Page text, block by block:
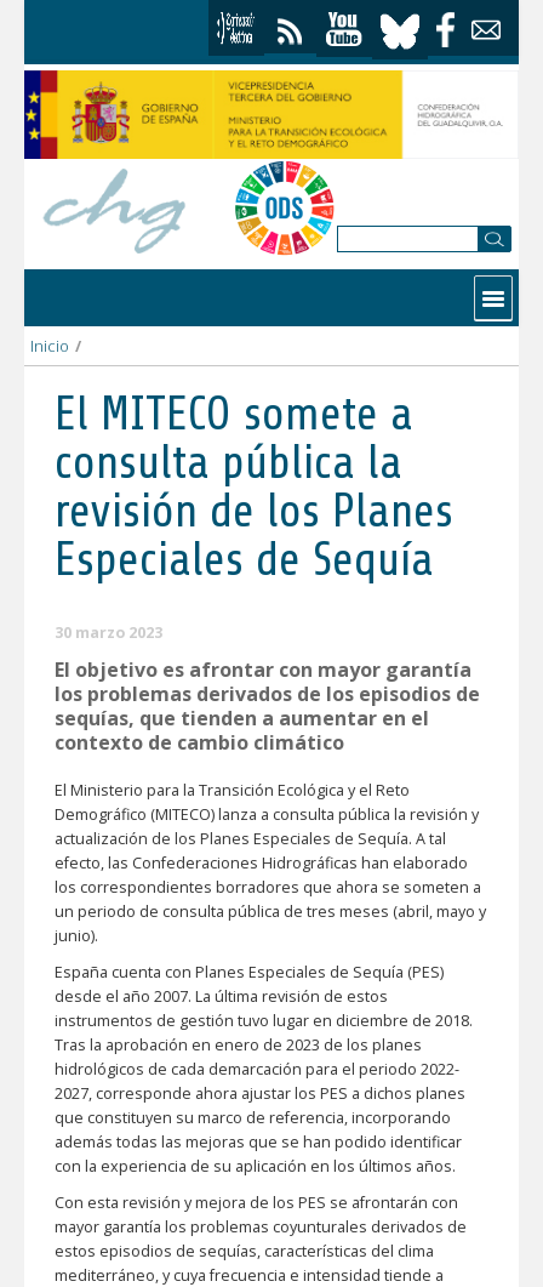
Contactar
Inicio /
El MITECO somete a
consulta pública la
revisión de los Planes
Especiales de Sequía
30 marzo 2023
El objetivo es afrontar con mayor garantía
los problemas derivados de los episodios de
sequías, que tienden a aumentar en el
contexto de cambio climático
El Ministerio para la Transición Ecológica y el Reto
Demográfico (MITECO) lanza a consulta pública la revisión y
actualización de los Planes Especiales de Sequía. A tal
efecto, las Confederaciones Hidrográficas han elaborado
los correspondientes borradores que ahora se someten a
un periodo de consulta pública de tres meses (abril, mayo y
junio).
España cuenta con Planes Especiales de Sequía (PES)
desde el año 2007. La última revisión de estos
instrumentos de gestión tuvo lugar en diciembre de 2018.
Tras la aprobación en enero de 2023 de los planes
hidrológicos de cada demarcación para el periodo 2022-
2027, corresponde ahora ajustar los PES a dichos planes
que constituyen su marco de referencia, incorporando
además todas las mejoras que se han podido identificar
con la experiencia de su aplicación en los últimos años.
Con esta revisión y mejora de los PES se afrontarán con
mayor garantía los problemas coyunturales derivados de
estos episodios de sequías, características del clima
mediterráneo, y cuya frecuencia e intensidad tiende a